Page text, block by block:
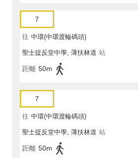
7
往 中環(中環渡輪碼頭)
聖士提反堂中學, 薄扶林道 站
距離 50m
7
往 中環(中環渡輪碼頭)
聖士提反堂中學, 薄扶林道 站
距離 50m